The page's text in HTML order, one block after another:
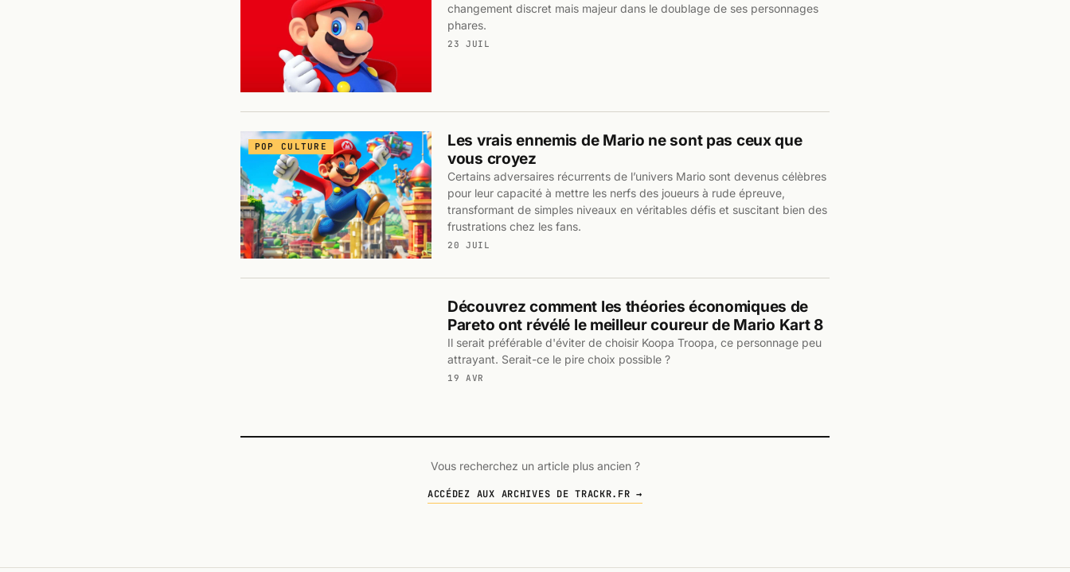
changement discret mais majeur dans le doublage de ses personnages
phares.
23 JUIL
POP CULTURE
Les vrais ennemis de Mario ne sont pas ceux que
vous croyez
Certains adversaires récurrents de l’univers Mario sont devenus célèbres
pour leur capacité à mettre les nerfs des joueurs à rude épreuve,
transformant de simples niveaux en véritables défis et suscitant bien des
frustrations chez les fans.
20 JUIL
Découvrez comment les théories économiques de
Pareto ont révélé le meilleur coureur de Mario Kart 8
Il serait préférable d'éviter de choisir Koopa Troopa, ce personnage peu
attrayant. Serait-ce le pire choix possible ?
19 AVR
Vous recherchez un article plus ancien ?
ACCÉDEZ AUX ARCHIVES DE TRACKR.FR →